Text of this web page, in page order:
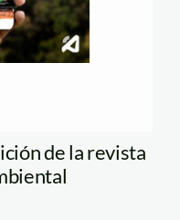
de la revista